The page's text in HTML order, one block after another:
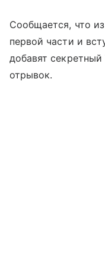
Сообщается, что
первой части и
добавят
отрывок.